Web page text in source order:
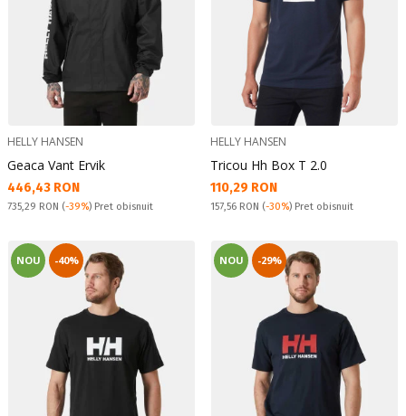
HELLY HANSEN
Geaca Vant Ervik
Текуща цена:
446,43 RON
Pret obisnuit:
735,29 RON (-39%) Pret obisnuit
HELLY HANSEN
Tricou Hh Box T 2.0
Текуща цена:
110,29 RON
Pret obisnuit:
157,56 RON (-30%) Pret obisnuit
NOU -40% NOU -29%